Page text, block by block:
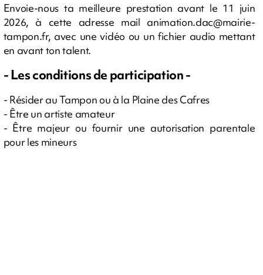
Envoie-nous ta meilleure prestation avant le 11 juin
2026, à cette adresse mail animation.dac@mairie-
tampon.fr, avec une vidéo ou un fichier audio mettant
en avant ton talent.
- Les conditions de participation -
- Résider au Tampon ou à la Plaine des Cafres
- Être un artiste amateur
- Être majeur ou fournir une autorisation parentale
pour les mineurs